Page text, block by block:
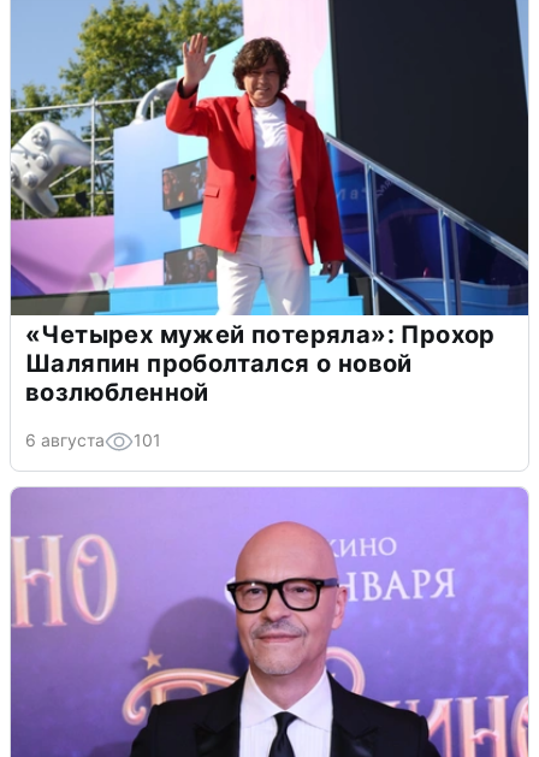
«Четырех мужей потеряла»: Прохор
Шаляпин проболтался о новой
возлюбленной
6 августа 101